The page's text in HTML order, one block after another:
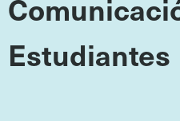
Estudiantes